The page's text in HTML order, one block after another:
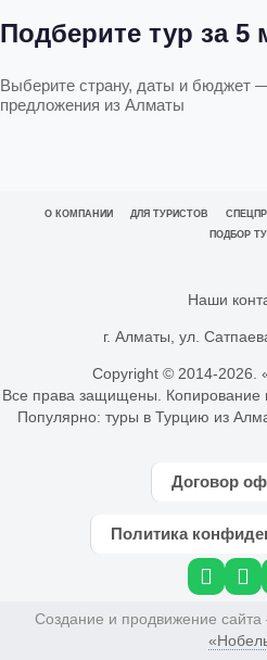
Подберите тур за 5
Выберите страну, даты и бюджет
предложения из Алматы
О КОМПАНИИ ДЛЯ ТУРИСТОВ
ПОДБОР
Наши
г. Алматы, ул.
Copyright © 2014-2026.
Все права защищены. Копирование
Популярно: туры в Турцию из
Договор
Политика
Создание и продвижение